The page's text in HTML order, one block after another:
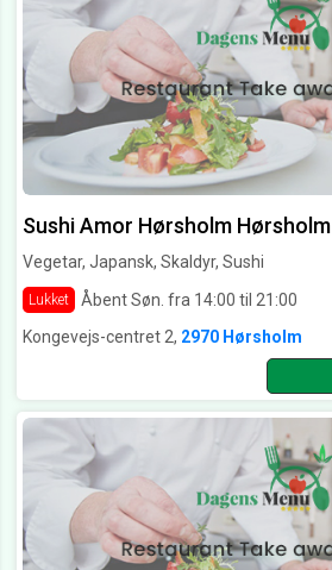
Sushi Amor Hørsholm Hørsholm
Vegetar, Japansk, Skaldyr, Sushi
Lukket
Åbent Søn. fra 14:00 til 21:00
Kongevejs-centret 2, 2970 Hørsholm